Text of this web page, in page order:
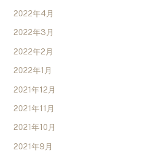
2022年4月
2022年3月
2022年2月
2022年1月
2021年12月
2021年11月
2021年10月
2021年9月